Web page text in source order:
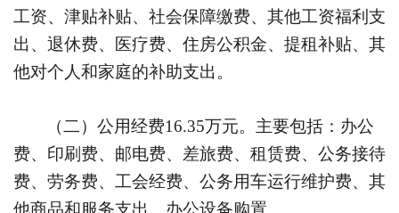
工资、津贴补贴、社会保障缴费、其他工资福利支
出、退休费、医疗费、住房公积金、提租补贴、其
他对个人和家庭的补助支出。
（二）公用经费16.35万元。主要包括：办公
费、印刷费、邮电费、差旅费、租赁费、公务接待
费、劳务费、工会经费、公务用车运行维护费、其
他商品和服务支出、办公设备购置。